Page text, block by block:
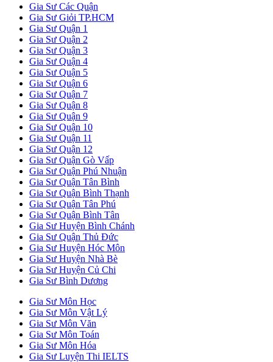
Gia Sư Các Quận
Gia Sư Giỏi TP.HCM
Gia Sư Quận 1
Gia Sư Quận 2
Gia Sư Quận 3
Gia Sư Quận 4
Gia Sư Quận 5
Gia Sư Quận 6
Gia Sư Quận 7
Gia Sư Quận 8
Gia Sư Quận 9
Gia Sư Quận 10
Gia Sư Quận 11
Gia Sư Quận 12
Gia Sư Quận Gò Vấp
Gia Sư Quận Phú Nhuận
Gia Sư Quận Tân Bình
Gia Sư Quận Bình Thạnh
Gia Sư Quận Tân Phú
Gia Sư Quận Bình Tân
Gia Sư Huyện Bình Chánh
Gia Sư Quận Thủ Đức
Gia Sư Huyện Hóc Môn
Gia Sư Huyện Nhà Bè
Gia Sư Huyện Củ Chi
Gia Sư Bình Dương
Gia Sư Môn Học
Gia Sư Môn Vật Lý
Gia Sư Môn Văn
Gia Sư Môn Toán
Gia Sư Môn Hóa
Gia Sư Luyện Thi IELTS